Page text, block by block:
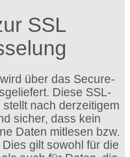
SSL
über das Secure-
Diese SSL-
nach derzeitigem
sicher, dass kein
Daten mitlesen bzw.
gilt sowohl für die